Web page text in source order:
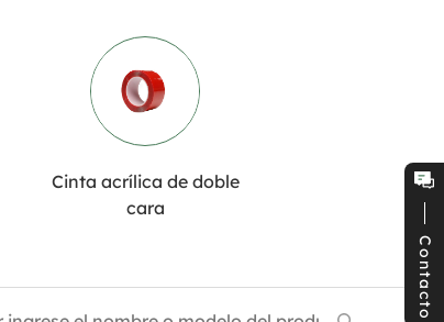
Cinta acrílica de doble
cara
Contacto